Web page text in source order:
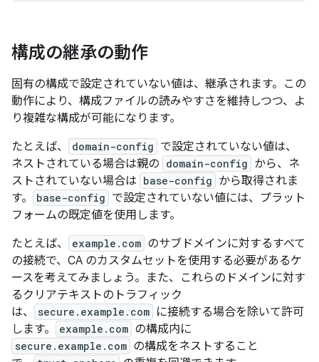
構成の継承の動作
固有の構成で設定されていない値は、継承されます。この
動作により、構成ファイルの読みやすさを維持しつつ、よ
り複雑な構成が可能になります。
たとえば、
domain-config で設定されていない値は、
ネストされている場合は親の domain-config から、ネ
ストされていない場合は base-config から取得されま
す。
base-config で設定されていない値には、プラット
フォームの既定値を使用します。
たとえば、
example.com のサブドメインに対するすべて
の接続で、CA のカスタムセットを使用する必要があるケ
ースを考えてみましょう。また、これらのドメインに対す
るクリアテキストのトラフィック
は、
secure.example.com に接続する場合を除いて許可
します。
example.com の構成内に
secure.example.com の構成をネストすること